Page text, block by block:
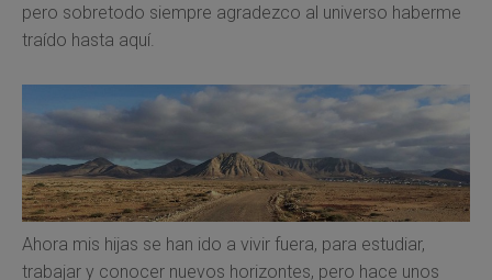
pero sobretodo siempre agradezco al universo haberme
traído hasta aquí.
Ahora mis hijas se han ido a vivir fuera, para estudiar,
trabajar y conocer nuevos horizontes, pero hace unos